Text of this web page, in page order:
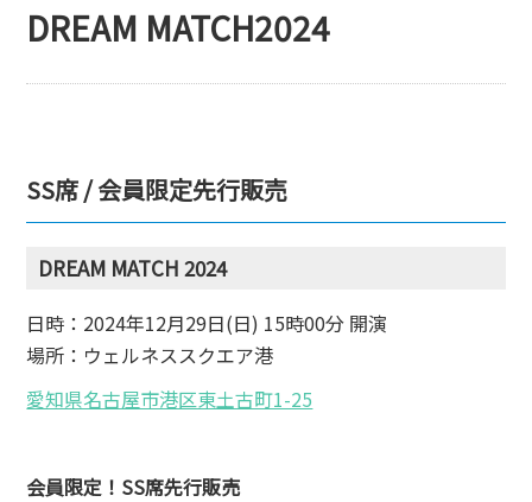
DREAM MATCH2024
SS席 / 会員限定先行販売
DREAM MATCH 2024
日時：2024年12月29日(日) 15時00分 開演
場所：ウェルネススクエア港
愛知県名古屋市港区東土古町1-25
会員限定！SS席先行販売